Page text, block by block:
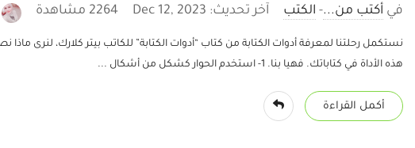
أكتب من...- الكتب آخر تحديث: Dec 12, 2023 2264 ‎مشاهدة
هذه الأداة في كتاباتك. فهيا بنا. 1- استخدم الحوار كشكل من أشكال
...